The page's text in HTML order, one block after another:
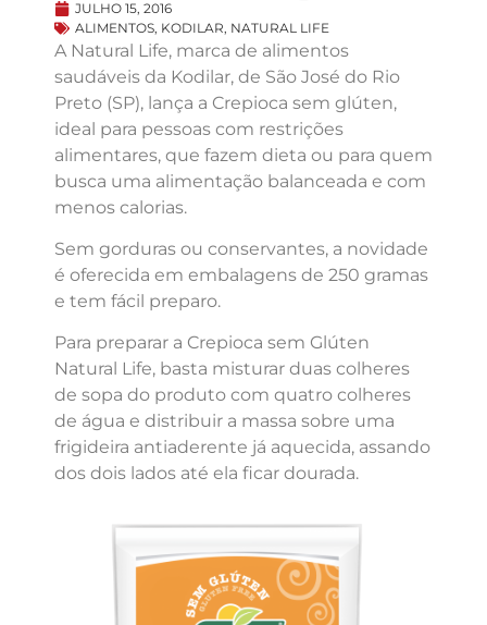
JULHO 15, 2016
ALIMENTOS, KODILAR, NATURAL LIFE
A Natural Life, marca de alimentos
saudáveis da Kodilar, de São José do Rio
Preto (SP), lança a Crepioca sem glúten,
ideal para pessoas com restrições
alimentares, que fazem dieta ou para quem
busca uma alimentação balanceada e com
menos calorias.
Sem gorduras ou conservantes, a novidade
é oferecida em embalagens de 250 gramas
e tem fácil preparo.
Para preparar a Crepioca sem Glúten
Natural Life, basta misturar duas colheres
de sopa do produto com quatro colheres
de água e distribuir a massa sobre uma
frigideira antiaderente já aquecida, assando
dos dois lados até ela ficar dourada.